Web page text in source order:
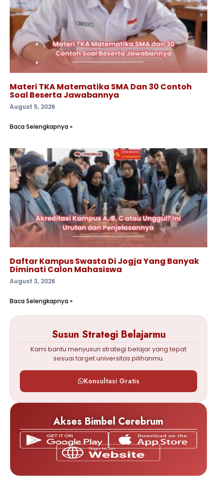
Materi TKA Matematika SMA Dan 30 Contoh
Soal Beserta Jawabannya
August 5, 2026
Baca Selengkapnya »
Daftar Kampus Swasta Di Jogja Yang Banyak
Diminati Calon Mahasiswa
August 3, 2026
Baca Selengkapnya »
Susun Strategi Belajarmu
Kami bantu menyusun strategi belajar yang tepat
sesuai target universitas pilihanmu.
Konsultasi Gratis
Akses Bimbel Cerebrum